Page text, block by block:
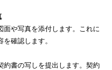
面や写真を添付します。これに
確認します。
約書の写しを提出します。契約